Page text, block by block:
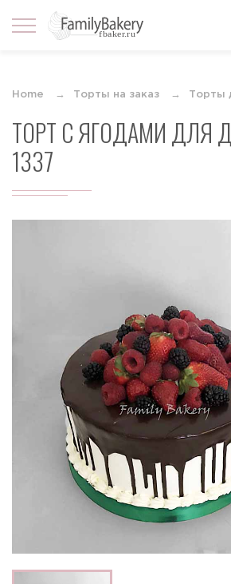
Home Торты на заказ Торты
ТОРТ С ЯГОДАМИ ДЛЯ
1337